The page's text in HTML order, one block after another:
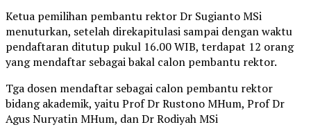
Ketua pemilihan pembantu rektor Dr Sugianto MSi
menuturkan, setelah direkapitulasi sampai dengan waktu
pendaftaran ditutup pukul 16.00 WIB, terdapat 12 orang
yang mendaftar sebagai bakal calon pembantu rektor.
Tga dosen mendaftar sebagai calon pembantu rektor
bidang akademik, yaitu Prof Dr Rustono MHum, Prof Dr
Agus Nuryatin MHum, dan Dr Rodiyah MSi